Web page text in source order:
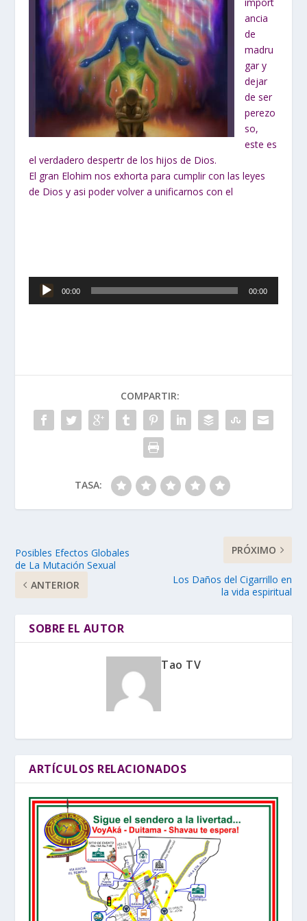
ancia
de
madru
gar y
dejar
de ser
perezo
so,
este es
el verdadero despertr de los hijos de Dios.
El gran Elohim nos exhorta para cumplir con las leyes
de Dios y asi poder volver a unificarnos con el
Reproductor
00:00 00:00
COMPARTIR:
TASA:
Posibles Efectos Globales
de La Mutación Sexual
ANTERIOR
PRÓXIMO
Los Daños del Cigarrillo en
la vida espiritual
SOBRE EL AUTOR
Tao TV
ARTÍCULOS RELACIONADOS